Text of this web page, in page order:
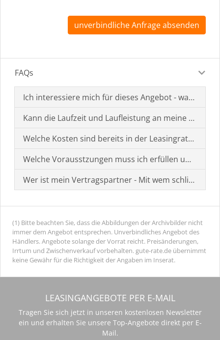
unverbindliche Anfrage absenden
FAQs
Ich interessiere mich für dieses Angebot - was muss
Kann die Laufzeit und Laufleistung an meine
Welche Kosten sind bereits in der Leasingrate
Welche Vorausstzungen muss ich erfüllen um einen
Wer ist mein Vertragspartner - Mit wem schließe ich
(1) Bitte beachten Sie, dass die Abbildungen der Archivbilder nicht
immer dem Angebot entsprechen. Unverbindliches Angebot des
Händlers. Angebote solange der Vorrat reicht. Preisänderungen,
Irrtum und Zwischenverkauf vorbehalten. gute-rate.de übernimmt
keine Gewähr für die Richtigkeit der Angaben im Inserat.
LEASINGANGEBOTE PER E-MAIL
Tragen Sie sich jetzt in unseren kostenlosen Newsletter
ein und erhalten Sie unsere Top-Angebote direkt per E-
Mail.